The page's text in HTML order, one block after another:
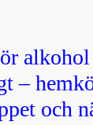
alkohol
–
och